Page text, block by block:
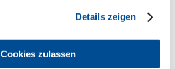
Details zeigen
Cookies zulassen